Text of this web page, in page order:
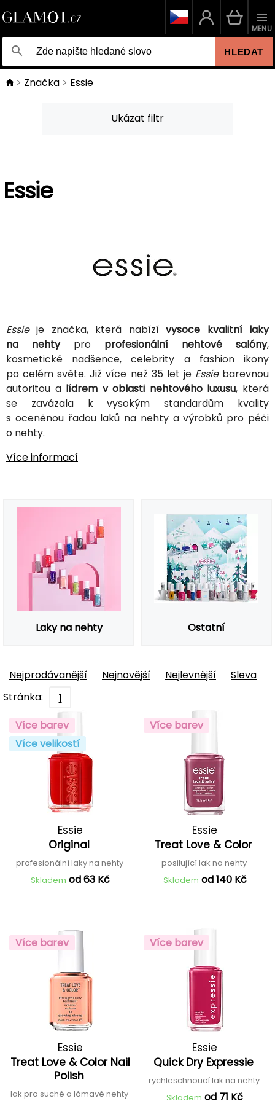
HLEDAT
MENU
Značka Essie
Ukázat filtr
Essie
Essieje značka, která nabízívysoce kvalitní laky
na nehtypro profesionální nehtové salóny,
kosmetické nadšence, celebrity a fashion ikony
po celém světe. Již více než 35 let je Essiebarevnou
autoritou a lídrem v oblasti nehtového luxusu, která
se zavázala k vysokým standardům kvality
s oceněnou řadou laků na nehty a výrobků pro péči
o nehty.
Více informací
Laky na nehty Ostatní
Nejprodávanější Nejnovější Nejlevnější
Sleva
Stránka:
1
Více barev
Více velikostí
Essie
Original
profesionální laky na nehty
Skladem od 63 Kč
Více barev
Essie
Treat Love & Color
posilující lak na nehty
Skladem od 140 Kč
Více barev
Essie
Treat Love & Color Nail
Polish
lak pro suché a lámavé nehty
Více barev
Essie
Quick Dry Expressie
rychleschnoucí lak na nehty
Skladem od 71 Kč